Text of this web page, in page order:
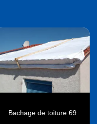
Bachage de toiture 69